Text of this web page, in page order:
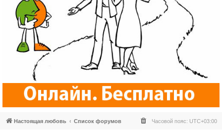
Настоящая любовь Список форумов Часовой пояс: UTC+03:00